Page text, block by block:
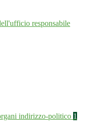
responsabile
indirizzo-politico 1